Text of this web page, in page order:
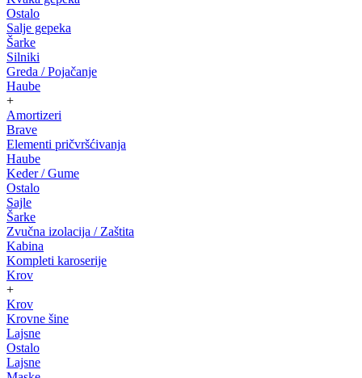
Ostalo
Salje gepeka
Šarke
Silniki
Greda / Pojačanje
Haube
+
Amortizeri
Brave
Elementi pričvršćivanja
Haube
Keder / Gume
Ostalo
Sajle
Šarke
Zvučna izolacija / Zaštita
Kabina
Kompleti karoserije
Krov
+
Krov
Krovne šine
Lajsne
Ostalo
Lajsne